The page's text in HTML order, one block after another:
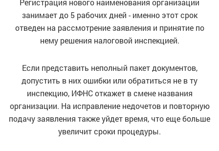
Регистрация нового наименования организации
занимает до 5 рабочих дней - именно этот срок
отведен на рассмотрение заявления и принятие по
нему решения налоговой инспекцией.
Если представить неполный пакет документов,
допустить в них ошибки или обратиться не в ту
инспекцию, ИФНС откажет в смене названия
организации. На исправление недочетов и повторную
подачу заявления также уйдет время, что еще больше
увеличит сроки процедуры.